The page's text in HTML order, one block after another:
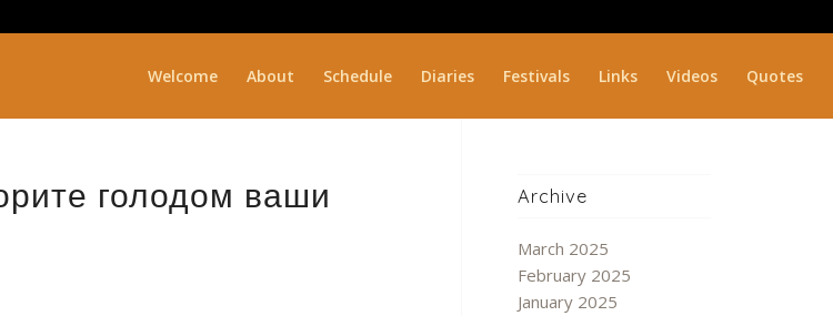
Welcome About Schedule Diaries Festivals Links Videos Quotes
голодом ваши
Archive
March 2025
February 2025
January 2025